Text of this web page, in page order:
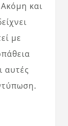
και
με
αυτές